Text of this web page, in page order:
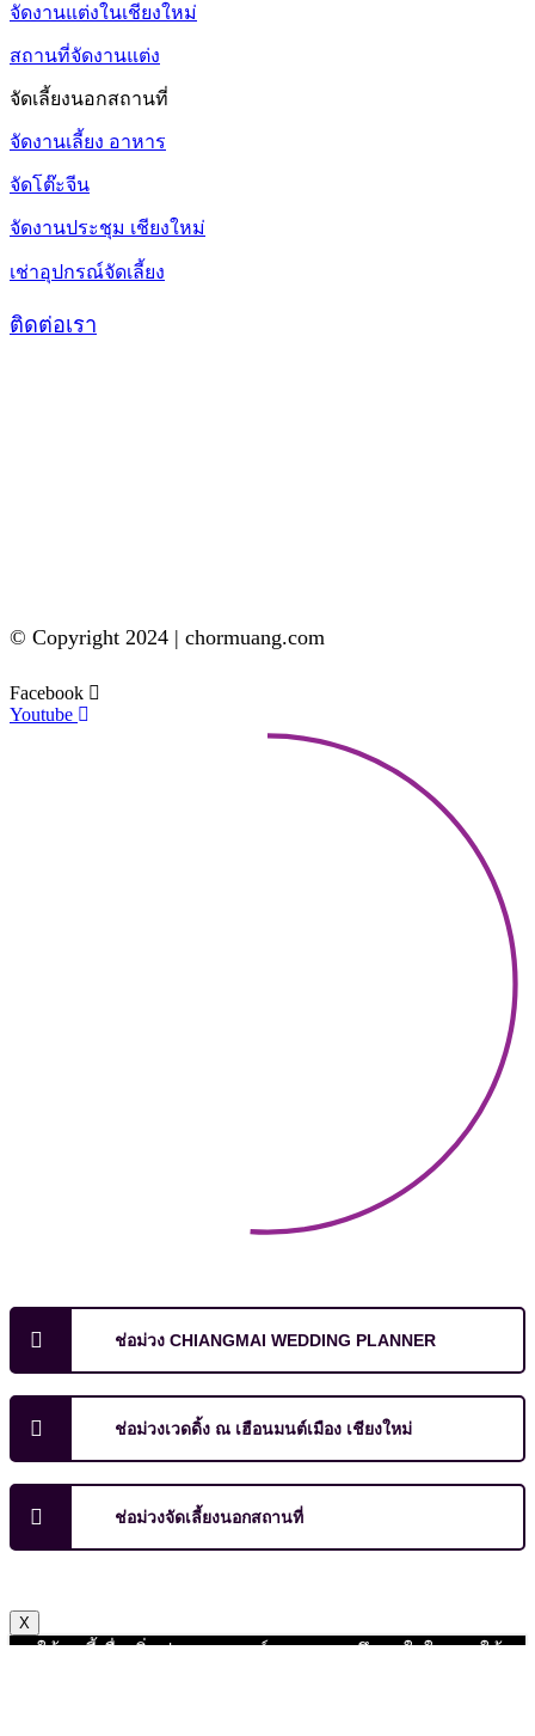
จัดงานแต่งในเชียงใหม่
สถานที่จัดงานแต่ง
จัดเลี้ยงนอกสถานที่
จัดงานเลี้ยง อาหาร
จัดโต๊ะจีน
จัดงานประชุม เชียงใหม่
เช่าอุปกรณ์จัดเลี้ยง
ติดต่อเรา
© Copyright 2024 | chormuang.com
Facebook
Youtube
ช่อม่วง CHIANGMAI WEDDING PLANNER
ช่อม่วงเวดดิ้ง ณ เฮือนมนต์เมือง เชียงใหม่
ช่อม่วงจัดเลี้ยงนอกสถานที่
X
เราใช้คุกกี้เพื่อเพิ่มประสบการณ์ และความพึงพอใจในการใช้